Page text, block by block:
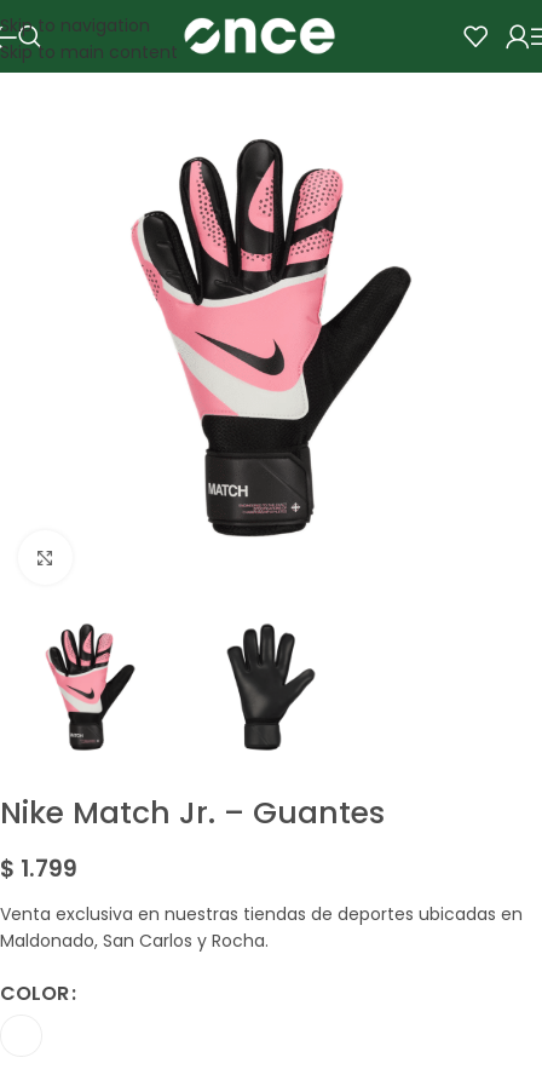
Skip to navigation
Skip to main content
Nike Match Jr. – Guantes
$ 1.799
Venta exclusiva en nuestras tiendas de deportes ubicadas en
Maldonado, San Carlos y Rocha.
COLOR